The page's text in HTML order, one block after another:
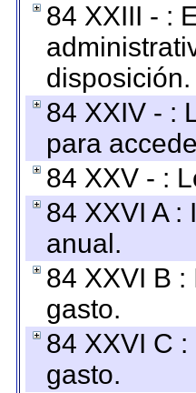
84 XXIII - :
disposición.
84 XXIV - :
para
84 XXV - :
84 XXVI A
anual.
84 XXVI B
gasto.
84 XXVI C
gasto.